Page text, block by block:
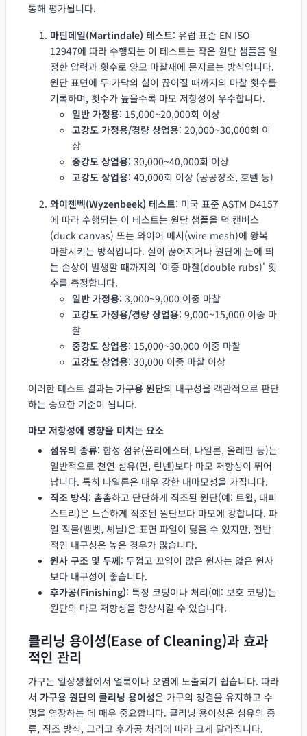
통해 평가됩니다.
마틴데일(Martindale) 테스트: 유럽 표준 EN ISO
12947에 따라 수행되는 이 테스트는 작은 원단 샘플을 일
정한 압력과 횟수로 양모 마찰재에 문지르는 방식입니다.
원단 표면에 두 가닥의 실이 끊어질 때까지의 마찰 횟수를
기록하며, 횟수가 높을수록 마모 저항성이 우수합니다.
일반 가정용: 15,000~20,000회 이상
고강도 가정용/경량 상업용: 20,000~30,000회 이
상
중강도 상업용: 30,000~40,000회 이상
고강도 상업용: 40,000회 이상 (공공장소, 호텔 등)
와이젠벡(Wyzenbeek) 테스트: 미국 표준 ASTM D4157
에 따라 수행되는 이 테스트는 원단 샘플을 덕 캔버스
(duck canvas) 또는 와이어 메시(wire mesh)에 왕복
마찰시키는 방식입니다. 실이 끊어지거나 원단에 눈에 띄
는 손상이 발생할 때까지의 '이중 마찰(double rubs)' 횟
수를 측정합니다.
일반 가정용: 3,000~9,000 이중 마찰
고강도 가정용/경량 상업용: 9,000~15,000 이중 마
찰
중강도 상업용: 15,000~30,000 이중 마찰
고강도 상업용: 30,000 이중 마찰 이상
이러한 테스트 결과는 가구용 원단의 내구성을 객관적으로 판단
하는 중요한 기준이 됩니다.
마모 저항성에 영향을 미치는 요소
섬유의 종류: 합성 섬유(폴리에스터, 나일론, 올레핀 등)는
일반적으로 천연 섬유(면, 린넨)보다 마모 저항성이 뛰어
납니다. 특히 나일론은 매우 강한 내마모성을 가집니다.
직조 방식: 촘촘하고 단단하게 직조된 원단(예: 트윌, 태피
스트리)은 느슨하게 직조된 원단보다 마모에 강합니다. 파
일 직물(벨벳, 셰닐)은 표면 파일이 닳을 수 있지만, 전반
적인 내구성은 높은 경우가 많습니다.
원사 구조 및 두께: 두껍고 꼬임이 많은 원사는 얇은 원사
보다 내구성이 좋습니다.
후가공(Finishing): 특정 코팅이나 처리(예: 보호 코팅)는
원단의 마모 저항성을 향상시킬 수 있습니다.
클리닝 용이성(Ease of Cleaning)과 효과
적인 관리
가구는 일상생활에서 얼룩이나 오염에 노출되기 쉽습니다. 따라
서 가구용 원단의 클리닝 용이성은 가구의 청결을 유지하고 수
명을 연장하는 데 매우 중요합니다. 클리닝 용이성은 섬유의 종
류, 직조 방식, 그리고 후가공 처리에 따라 크게 달라집니다.